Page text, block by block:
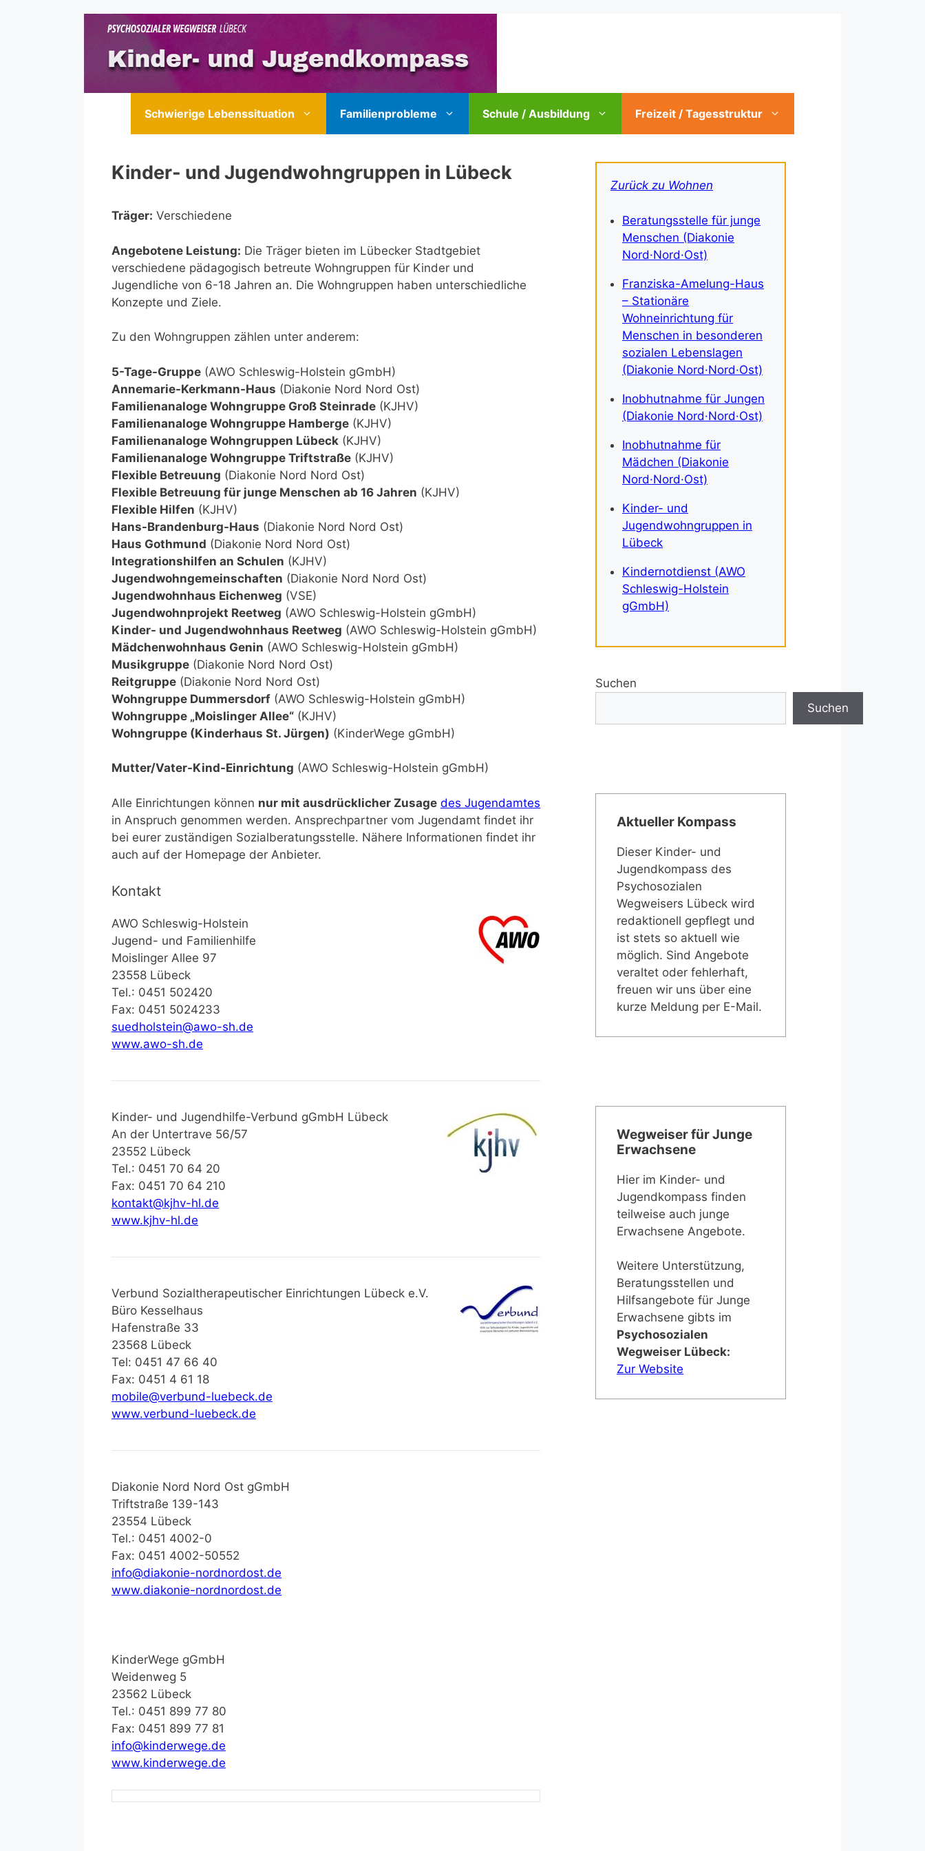
Schwierige Lebenssituation Familienprobleme Schule / Ausbildung Freizeit / Tagesstruktur
Kinder- und Jugendwohngruppen in Lübeck
Träger: Verschiedene
Angebotene Leistung: Die Träger bieten im Lübecker Stadtgebiet
verschiedene pädagogisch betreute Wohngruppen für Kinder und
Jugendliche von 6-18 Jahren an. Die Wohngruppen haben unterschiedliche
Konzepte und Ziele.
Zu den Wohngruppen zählen unter anderem:
5-Tage-Gruppe (AWO Schleswig-Holstein gGmbH)
Annemarie-Kerkmann-Haus (Diakonie Nord Nord Ost)
Familienanaloge Wohngruppe Groß Steinrade (KJHV)
Familienanaloge Wohngruppe Hamberge (KJHV)
Familienanaloge Wohngruppen Lübeck (KJHV)
Familienanaloge Wohngruppe Triftstraße (KJHV)
Flexible Betreuung (Diakonie Nord Nord Ost)
Flexible Betreuung für junge Menschen ab 16 Jahren (KJHV)
Flexible Hilfen (KJHV)
Hans-Brandenburg-Haus (Diakonie Nord Nord Ost)
Haus Gothmund (Diakonie Nord Nord Ost)
Integrationshilfen an Schulen (KJHV)
Jugendwohngemeinschaften (Diakonie Nord Nord Ost)
Jugendwohnhaus Eichenweg (VSE)
Jugendwohnprojekt Reetweg (AWO Schleswig-Holstein gGmbH)
Kinder- und Jugendwohnhaus Reetweg (AWO Schleswig-Holstein gGmbH)
Mädchenwohnhaus Genin (AWO Schleswig-Holstein gGmbH)
Musikgruppe (Diakonie Nord Nord Ost)
Reitgruppe (Diakonie Nord Nord Ost)
Wohngruppe Dummersdorf (AWO Schleswig-Holstein gGmbH)
Wohngruppe „Moislinger Allee“ (KJHV)
Wohngruppe (Kinderhaus St. Jürgen) (KinderWege gGmbH)
Mutter/Vater-Kind-Einrichtung (AWO Schleswig-Holstein gGmbH)
Alle Einrichtungen können nur mit ausdrücklicher Zusage des Jugendamtes
in Anspruch genommen werden. Ansprechpartner vom Jugendamt findet ihr
bei eurer zuständigen Sozialberatungsstelle. Nähere Informationen findet ihr
auch auf der Homepage der Anbieter.
Kontakt
AWO Schleswig-Holstein
Jugend- und Familienhilfe
Moislinger Allee 97
23558 Lübeck
Tel.: 0451 502420
Fax: 0451 5024233
suedholstein@awo-sh.de
www.awo-sh.de
Kinder- und Jugendhilfe-Verbund gGmbH Lübeck
An der Untertrave 56/57
23552 Lübeck
Tel.: 0451 70 64 20
Fax: 0451 70 64 210
kontakt@kjhv-hl.de
www.kjhv-hl.de
Verbund Sozialtherapeutischer Einrichtungen Lübeck e.V.
Büro Kesselhaus
Hafenstraße 33
23568 Lübeck
Tel: 0451 47 66 40
Fax: 0451 4 61 18
mobile@verbund-luebeck.de
www.verbund-luebeck.de
Diakonie Nord Nord Ost gGmbH
Triftstraße 139-143
23554 Lübeck
Tel.: 0451 4002-0
Fax: 0451 4002-50552
info@diakonie-nordnordost.de
www.diakonie-nordnordost.de
KinderWege gGmbH
Weidenweg 5
23562 Lübeck
Tel.: 0451 899 77 80
Fax: 0451 899 77 81
info@kinderwege.de
www.kinderwege.de
Zurück zu Wohnen
Beratungsstelle für junge
Menschen (Diakonie
Nord·Nord·Ost)
Franziska-Amelung-Haus
– Stationäre
Wohneinrichtung für
Menschen in besonderen
sozialen Lebenslagen
(Diakonie Nord·Nord·Ost)
Inobhutnahme für Jungen
(Diakonie Nord·Nord·Ost)
Inobhutnahme für
Mädchen (Diakonie
Nord·Nord·Ost)
Kinder- und
Jugendwohngruppen in
Lübeck
Kindernotdienst (AWO
Schleswig-Holstein
gGmbH)
Suchen
Suchen
Aktueller Kompass
Dieser Kinder- und
Jugendkompass des
Psychosozialen
Wegweisers Lübeck wird
redaktionell gepflegt und
ist stets so aktuell wie
möglich. Sind Angebote
veraltet oder fehlerhaft,
freuen wir uns über eine
kurze Meldung per E-Mail.
Wegweiser für Junge
Erwachsene
Hier im Kinder- und
Jugendkompass finden
teilweise auch junge
Erwachsene Angebote.
Weitere Unterstützung,
Beratungsstellen und
Hilfsangebote für Junge
Erwachsene gibts im
Psychosozialen
Wegweiser Lübeck:
Zur Website